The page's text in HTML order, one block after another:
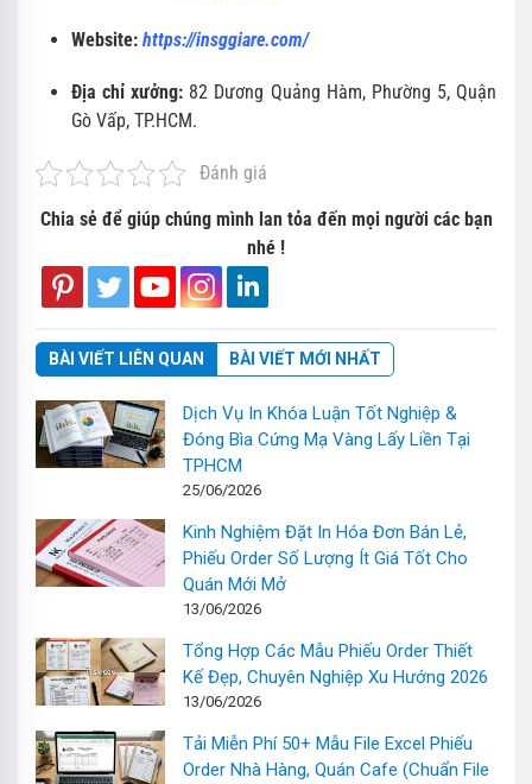
Website: https://insggiare.com/
Địa chỉ xưởng: 82 Dương Quảng Hàm, Phường 5, Quận
Gò Vấp, TP.HCM.
Đánh giá
Chia sẻ để giúp chúng mình lan tỏa đến mọi người các bạn
nhé !
BÀI VIẾT LIÊN QUAN BÀI VIẾT MỚI NHẤT
Dịch Vụ In Khóa Luận Tốt Nghiệp &
Đóng Bìa Cứng Mạ Vàng Lấy Liền Tại
TPHCM
25/06/2026
Kinh Nghiệm Đặt In Hóa Đơn Bán Lẻ,
Phiếu Order Số Lượng Ít Giá Tốt Cho
Quán Mới Mở
13/06/2026
Tổng Hợp Các Mẫu Phiếu Order Thiết
Kế Đẹp, Chuyên Nghiệp Xu Hướng 2026
13/06/2026
Tải Miễn Phí 50+ Mẫu File Excel Phiếu
Order Nhà Hàng, Quán Cafe (Chuẩn File